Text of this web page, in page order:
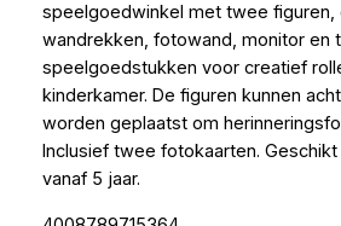
speelgoedwinkel met twee figuren,
wandrekken, fotowand, monitor en
speelgoedstukken voor creatief
kinderkamer. De figuren kunnen
worden geplaatst om
Inclusief twee fotokaarten.
vanaf 5 jaar.